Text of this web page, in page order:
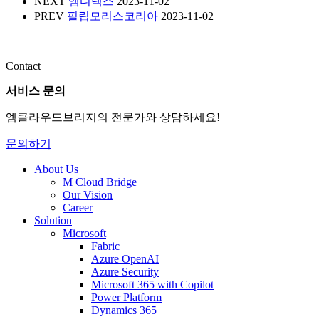
PREV 필립모리스코리아 2023-11-02
Contact
서비스 문의
엠클라우드브리지의 전문가와 상담하세요!
문의하기
About Us
M Cloud Bridge
Our Vision
Career
Solution
Microsoft
Fabric
Azure OpenAI
Azure Security
Microsoft 365 with Copilot
Power Platform
Dynamics 365